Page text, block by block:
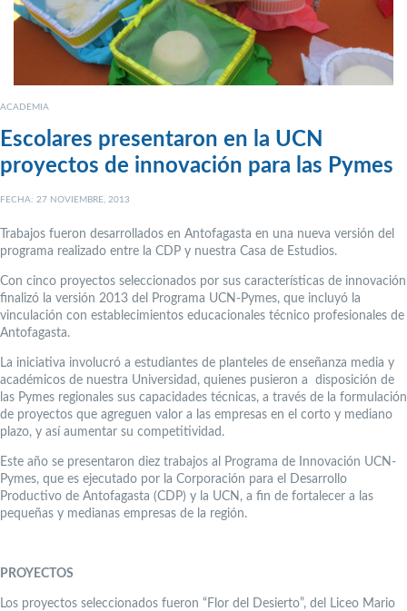
ACADEMIA
Escolares presentaron en la UCN
proyectos de innovación para las Pymes
FECHA: 27 NOVIEMBRE, 2013
Trabajos fueron desarrollados en Antofagasta en una nueva versión del
programa realizado entre la CDP y nuestra Casa de Estudios.
Con cinco proyectos seleccionados por sus características de innovación
finalizó la versión 2013 del Programa UCN-Pymes, que incluyó la
vinculación con establecimientos educacionales técnico profesionales de
Antofagasta.
La iniciativa involucró a estudiantes de planteles de enseñanza media y
académicos de nuestra Universidad, quienes pusieron a disposición de
las Pymes regionales sus capacidades técnicas, a través de la formulación
de proyectos que agreguen valor a las empresas en el corto y mediano
plazo, y así aumentar su competitividad.
Este año se presentaron diez trabajos al Programa de Innovación UCN-
Pymes, que es ejecutado por la Corporación para el Desarrollo
Productivo de Antofagasta (CDP) y la UCN, a fin de fortalecer a las
pequeñas y medianas empresas de la región.
PROYECTOS
Los proyectos seleccionados fueron “Flor del Desierto”, del Liceo Mario